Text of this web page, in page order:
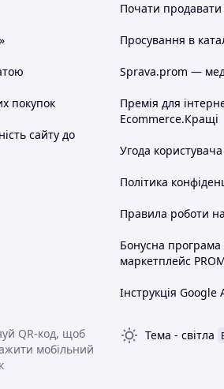
покупок
сайту до
Почати
Просування в
Sprava.prom —
Премія для
Ecommerce.Кращі
Угода користувача
Політика
Правила роботи
Бонусна
маркетплейс
Інструкція Google
QR-код, щоб
мобільний
Тема - світла